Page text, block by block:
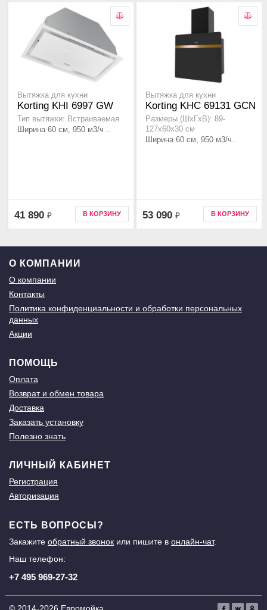
Вытяжка для кухни
Korting KHI 6997 GW
Тип вытяжки: Встраиваемая
Ширина 60 см, 950 м3/ч ..
41 890 ₽ В КОРЗИНУ
Вытяжка для кухни
Korting KHC 69131 GCN
Размеры (ШхГхВ): 89-
127х60х30 см
Ширина 60 см, 950 м3/ч..
53 090 ₽ В КОРЗИНУ
О КОМПАНИИ
О компании
Контакты
Политика конфиденциальности и обработки персональных
данных
Акции
ПОМОЩЬ
Оплата
Возврат и обмен товара
Доставка
Заказать установку
Полезно знать
ЛИЧНЫЙ КАБИНЕТ
Регистрация
Авторизация
ЕСТЬ ВОПРОСЫ?
Закажите обратный звонок или пишите в онлайн-чат.
Наш телефон:
+7 495 969-27-32